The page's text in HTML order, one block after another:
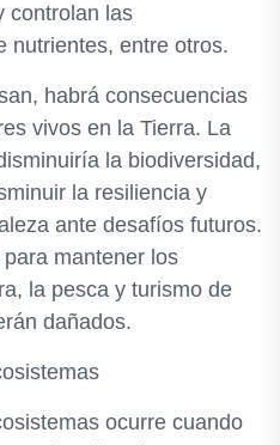
controlan las
nutrientes, entre otros.
habrá consecuencias
vivos en la Tierra. La
la biodiversidad,
la resiliencia y
ante desafíos futuros.
mantener los
la pesca y turismo de
dañados.
ocurre cuando